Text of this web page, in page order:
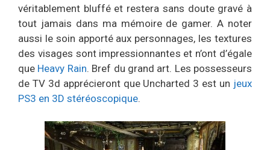
véritablement bluffé et restera sans doute gravé à
tout jamais dans ma mémoire de gamer. A noter
aussi le soin apporté aux personnages, les textures
des visages sont impressionnantes et n’ont d’égale
que Heavy Rain. Bref du grand art. Les possesseurs
de TV 3d apprécieront que Uncharted 3 est un jeux
PS3 en 3D stéréoscopique.